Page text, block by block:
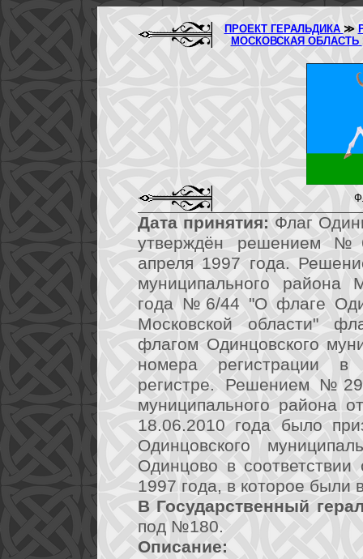
ПРОЕКТ ГЕРАЛЬДИКА ≫
МОСКОВСКАЯ ОБЛАСТЬ
Дата принятия: Флаг
утверждён решением
апреля 1997 года.
муниципального района
года №6/44 "О флаге
Московской области"
флагом Одинцовского
номера регистрации в
регистре. Решением №29/
муниципального района
18.06.2010 года было
Одинцовского
Одинцово в
1997 года, в которое были
В Государственный
под №180.
Описание: